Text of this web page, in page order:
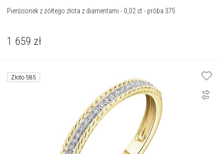
Pierścionek z żółtego złota z diamentami - 0,02 ct - próba 375
1 659 zł
Złoto 585